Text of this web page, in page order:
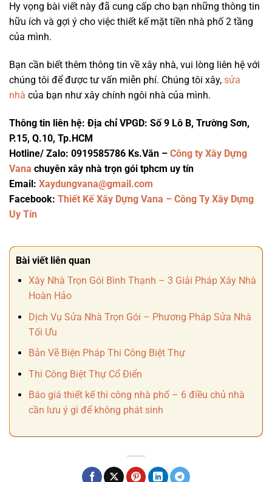
Hy vọng bài viết này đã cung cấp cho bạn những thông tin
hữu ích và gợi ý cho việc thiết kế mặt tiền nhà phố 2 tầng
của mình.
Bạn cần biết thêm thông tin về xây nhà, vui lòng liên hệ với
chúng tôi để được tư vấn miễn phí. Chúng tôi xây, sửa
nhà của bạn như xây chính ngôi nhà của mình.
Thông tin liên hệ: Địa chỉ VPGD: Số 9 Lô B, Trường Sơn,
P.15, Q.10, Tp.HCM
Hotline/ Zalo: 0919585786 Ks.Văn – Công ty Xây Dựng
Vana chuyên xây nhà trọn gói tphcm uy tín
Email: Xaydungvana@gmail.com
Facebook: Thiết Kế Xây Dựng Vana – Công Ty Xây Dựng
Uy Tín
Bài viết liên quan
Xây Nhà Trọn Gói Bình Thạnh – 3 Giải Pháp Xây Nhà
Hoàn Hảo
Dịch Vụ Sửa Nhà Trọn Gói – Phương Pháp Sửa Nhà
Tối Ưu
Bản Vẽ Biện Pháp Thi Công Biệt Thự
Thi Công Biệt Thự Cổ Điển
Báo giá thiết kế thi công nhà phố – 6 điều chủ nhà
cần lưu ý gì để không phát sinh